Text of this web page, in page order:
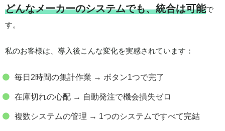
どんなメーカーのシステムでも、統合は可能で
す。
私のお客様は、導入後こんな変化を実感されています：
毎日2時間の集計作業 → ボタン1つで完了
在庫切れの心配 → 自動発注で機会損失ゼロ
複数システムの管理 → 1つのシステムですべて完結